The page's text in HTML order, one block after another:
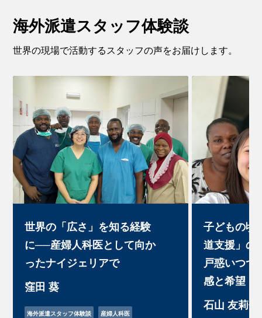
海外派遣スタッフ体験談
世界の現場で活動するスタッフの声をお届けします。
世界の「広さ」を知る経験
に──産婦人科医として向か
ったナイジェリアで
窪田 葵
海外派遣スタッフ体験談
産婦人科医
子どもの頃
道支援」
戸惑いつつ
感と希望
石山 友莉佳